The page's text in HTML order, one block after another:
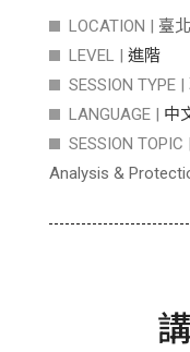
LOCATION | 臺
LEVEL | 進階
SESSION TYPE |
LANGUAGE | 中
SESSION TOPIC |
Analysis &